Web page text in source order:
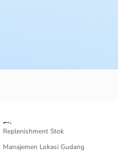
Fitur
Replenishment Stok
Manajemen Lokasi Gudang